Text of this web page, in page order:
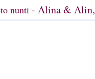
nunti - Alina & Alin,